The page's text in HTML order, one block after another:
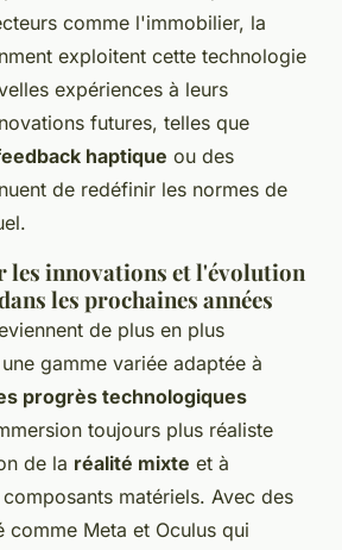
comme l'immobilier, la
exploitent cette technologie
expériences à leurs
futures, telles que
haptique ou des
de redéfinir les normes de
les innovations et l'évolution
les prochaines années
de plus en plus
gamme variée adaptée à
progrès technologiques
toujours plus réaliste
de la réalité mixte et à
matériels. Avec des
comme Meta et Oculus qui